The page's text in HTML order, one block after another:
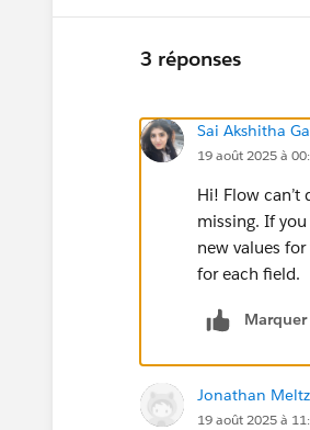
3 réponses
Sai Akshitha
19 août 2025 à
Hi! Flow can’t
missing. If
new values
for each field.
Jonathan
19 août 2025 à